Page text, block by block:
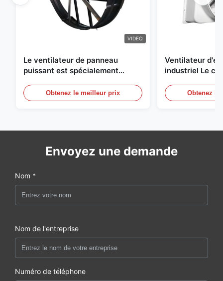
VIDEO
Le ventilateur de panneau
puissant est spécialement
diamètre de lame de 1830 mm et
un volume d'air de 120000 m3/h
Obtenez le meilleur prix
Ventilateur
industriel Le
et de Obtenez
Envoyez une demande
Nom *
Nom de l'entreprise
Numéro de téléphone